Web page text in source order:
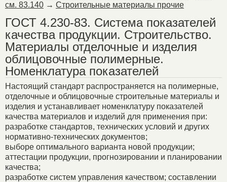
см. 83.140 → Строительные материалы прочие
ГОСТ 4.230-83. Система показателей
качества продукции. Строительство.
Материалы отделочные и изделия
облицовочные полимерные.
Номенклатура показателей
Настоящий стандарт распространяется на полимерные,
отделочные и облицовочные строительные материалы и
изделия и устанавливает номенклатуру показателей
качества материалов и изделий для применения при:
разработке стандартов, технических условий и других
нормативно-технических документов;
выборе оптимального варианта новой продукции;
аттестации продукции, прогнозировании и планировании
качества;
разработке систем управления качеством; составлении